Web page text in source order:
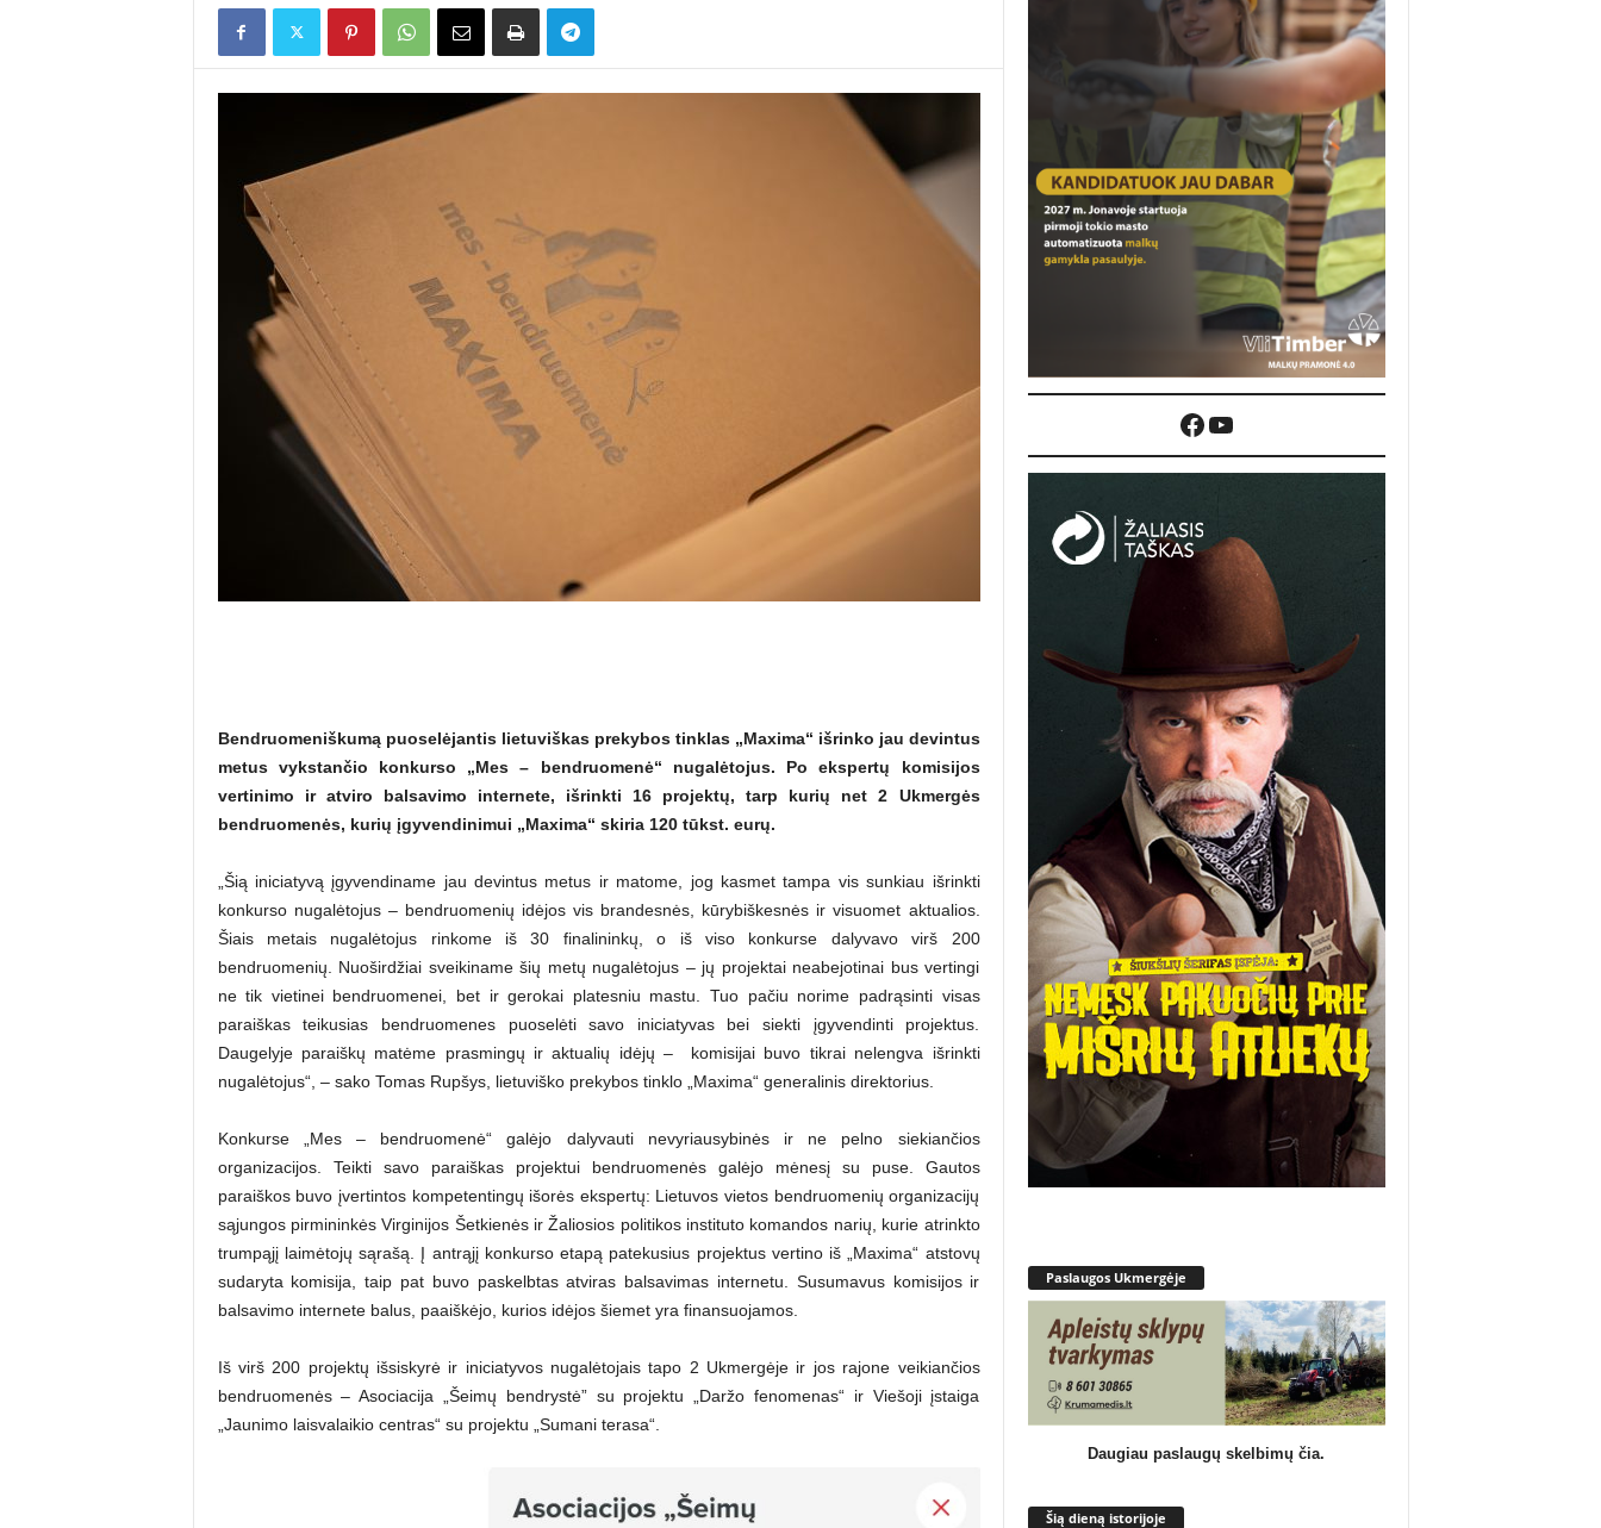
Bendruomeniškumą puoselėjantis lietuviškas prekybos tinklas „Maxima“ išrinko jau devintus
metus vykstančio konkurso „Mes – bendruomenė“ nugalėtojus. Po ekspertų komisijos
vertinimo ir atviro balsavimo internete, išrinkti 16 projektų, tarp kurių net2
Ukmergės
bendruomenės, kurių įgyvendinimui „Maxima“ skiria 120 tūkst. eurų.
„Šią iniciatyvą įgyvendiname jau devintus metus ir matome, jog kasmet tampa vis sunkiau išrinkti
konkurso nugalėtojus – bendruomenių idėjos vis brandesnės, kūrybiškesnės ir visuomet aktualios.
Šiais metais nugalėtojus rinkome iš 30 finalininkų, o iš viso konkurse dalyvavo virš 200
bendruomenių. Nuoširdžiai sveikiname šių metų nugalėtojus – jų projektai neabejotinai bus vertingi
ne tik vietinei bendruomenei, bet ir gerokai platesniu mastu. Tuo pačiu norime padrąsinti visas
paraiškas teikusias bendruomenes puoselėti savo iniciatyvas bei siekti įgyvendinti projektus.
Daugelyje paraiškų matėme prasmingų ir aktualių idėjų – komisijai buvo tikrai nelengva išrinkti
nugalėtojus“, – sako Tomas Rupšys, lietuviško prekybos tinklo „Maxima“ generalinis direktorius.
Konkurse „Mes – bendruomenė“ galėjo dalyvauti nevyriausybinės ir ne pelno siekiančios
organizacijos. Teikti savo paraiškas projektui bendruomenės galėjo mėnesį su puse. Gautos
paraiškos buvo įvertintos kompetentingų išorės ekspertų: Lietuvos vietos bendruomenių organizacijų
sąjungos pirmininkės Virginijos Šetkienės ir Žaliosios politikos instituto komandos narių, kurie atrinkto
trumpąjį laimėtojų sąrašą. Į antrąjį konkurso etapą patekusius projektus vertino iš „Maxima“ atstovų
sudaryta komisija, taip pat buvo paskelbtas atviras balsavimas internetu. Susumavus komisijos ir
balsavimo internete balus, paaiškėjo, kurios idėjos šiemet yra finansuojamos.
Iš virš 200 projektų išsiskyrė ir iniciatyvos nugalėtojais tapo 2 Ukmergėje ir jos rajone veikiančios
bendruomenės – Asociacija „Šeimų bendrystė” su projektu „Daržo fenomenas“ ir Viešoji įstaiga
„Jaunimo laisvalaikio centras“ su projektu „Sumani terasa“.
Facebook
YouTube
Paslaugos Ukmergėje
Daugiau paslaugų skelbimų čia.
Šią dieną istorijoje